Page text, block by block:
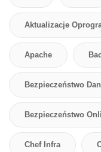
Aktualizacje
Apache
Bezpieczeństwo
Bezpieczeństwo
Chef Infra